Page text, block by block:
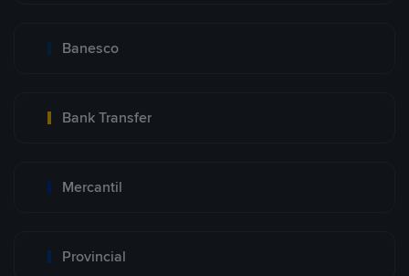
Banesco
Bank Transfer
Mercantil
Provincial